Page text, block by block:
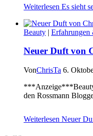
Weiterlesen Es sieht
Beauty | Erfahrungen
Neuer Duft von
VonChrisTa 6.
den Rossmann
Weiterlesen Neuer